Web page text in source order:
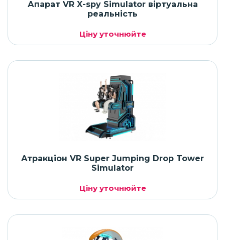
Апарат VR X-spy Simulator віртуальна
реальність
Ціну уточнюйте
Атракціон VR Super Jumping Drop Tower
Simulator
Ціну уточнюйте